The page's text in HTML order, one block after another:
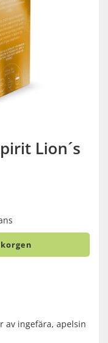
Lion´s
av ingefära, apelsin